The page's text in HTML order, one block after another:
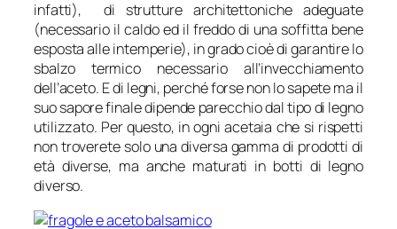
infatti), di strutture architettoniche adeguate
(necessario il caldo ed il freddo di una soffitta bene
esposta alle intemperie), in grado cioè di garantire lo
sbalzo termico necessario all’invecchiamento
dell’aceto. E di legni, perché forse non lo sapete ma il
suo sapore finale dipende parecchio dal tipo di legno
utilizzato. Per questo, in ogni acetaia che si rispetti
non troverete solo una diversa gamma di prodotti di
età diverse, ma anche maturati in botti di legno
diverso.